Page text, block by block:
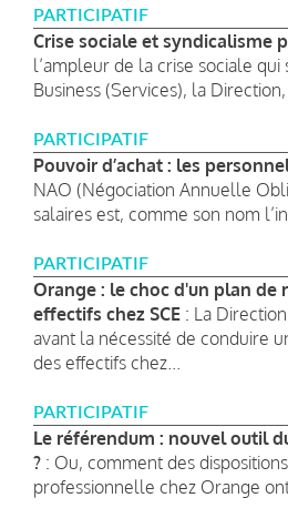
PARTICIPATIF
Crise sociale et syndicalisme
l’ampleur de la crise sociale qui
Business (Services), la Direction,
PARTICIPATIF
Pouvoir d’achat : les
NAO (Négociation Annuelle
salaires est, comme son nom
PARTICIPATIF
Orange : le choc d'un plan de
effectifs chez SCE : La
avant la nécessité de conduire
des effectifs chez...
PARTICIPATIF
Le référendum : nouvel outil
? : Ou, comment des
professionnelle chez Orange